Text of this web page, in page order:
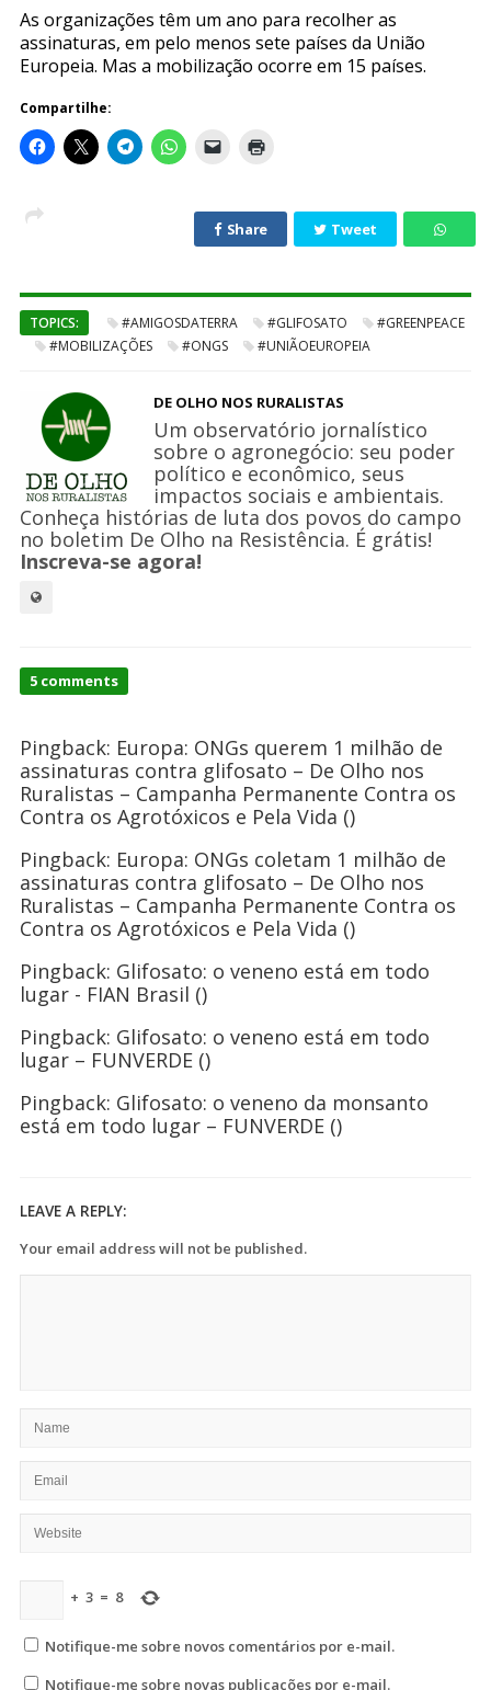
As organizações têm um ano para recolher as
assinaturas, em pelo menos sete países da União
Europeia. Mas a mobilização ocorre em 15 países.
Compartilhe:
Share Tweet
TOPICS: #AMIGOSDATERRA #GLIFOSATO
#GREENPEACE
#MOBILIZAÇÕES
#ONGS #UNIÃOEUROPEIA
DE OLHO NOS RURALISTAS
Um observatório jornalístico
sobre o agronegócio: seu poder
político e econômico, seus
impactos sociais e ambientais.
Conheça histórias de luta dos povos do campo
no boletim De Olho na Resistência. É grátis!
Inscreva-se agora!
5 commentsOn
coletam
1
milhão
de
contra
glifosato
Pingback: Europa: ONGs querem 1 milhão de
assinaturas contra glifosato – De Olho nos
Ruralistas – Campanha Permanente Contra os
Contra os Agrotóxicos e Pela Vida ()
Pingback: Europa: ONGs coletam 1 milhão de
assinaturas contra glifosato – De Olho nos
Ruralistas – Campanha Permanente Contra os
Contra os Agrotóxicos e Pela Vida ()
Pingback: Glifosato: o veneno está em todo
lugar - FIAN Brasil ()
Pingback: Glifosato: o veneno está em todo
lugar – FUNVERDE ()
Pingback: Glifosato: o veneno da monsanto
está em todo lugar – FUNVERDE ()
LEAVE A REPLY:
Your email address will not be published.
+ 3 = 8
Notifique-me sobre novos comentários por e-mail.
Notifique-me sobre novas publicações por e-mail.